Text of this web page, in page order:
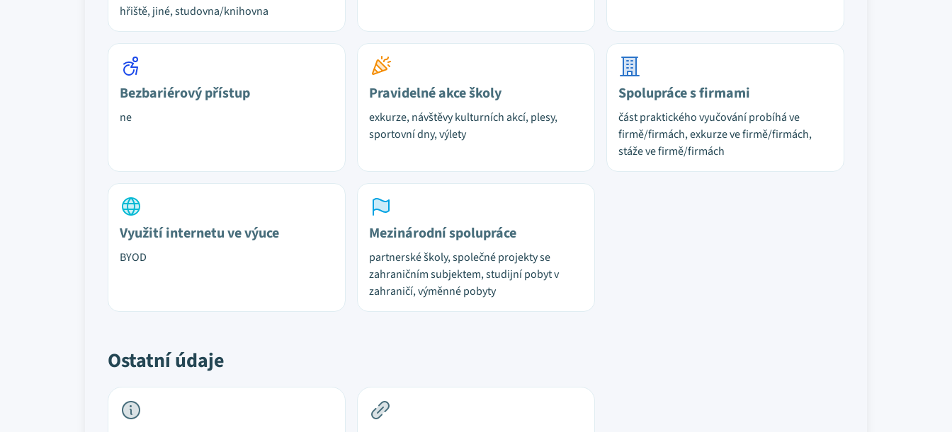
hřiště, jiné, studovna/knihovna
Bezbariérový přístup
ne
Pravidelné akce školy
exkurze, návštěvy kulturních akcí, plesy,
sportovní dny, výlety
Spolupráce s firmami
část praktického vyučování probíhá ve
firmě/firmách, exkurze ve firmě/firmách,
stáže ve firmě/firmách
Využití internetu ve výuce
BYOD
Mezinárodní spolupráce
partnerské školy, společné projekty se
zahraničním subjektem, studijní pobyt v
zahraničí, výměnné pobyty
Ostatní údaje